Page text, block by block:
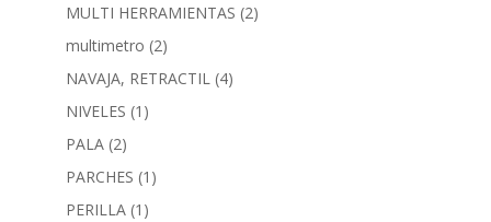
MULTI HERRAMIENTAS (2)
multimetro (2)
NAVAJA, RETRACTIL (4)
NIVELES (1)
PALA (2)
PARCHES (1)
PERILLA (1)